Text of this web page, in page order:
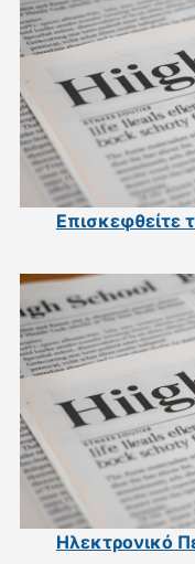
Επισκεφθείτε
Ηλεκτρονικό